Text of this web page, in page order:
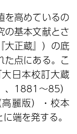
を高めているの
の基本文献とさ
大正蔵』）の底
た点にある。こ
日本校訂大蔵
、1881～85）
麗版）・校本
端を発する。